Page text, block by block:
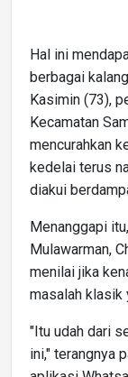
Hal ini
berbagai
Kasimin (73),
Kecamatan
mencurahkan
kedelai terus
diakui
Menanggapi
Mulawarman,
menilai jika
masalah klasik
"Itu udah dari
ini," terangnya